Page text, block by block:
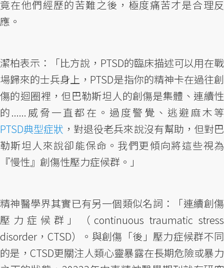
竟在他們經歷的苦難之後，極度痛苦才是合理反
應。
潔柏表示：「比方說，PTSD的臨床描述可以用在戰
場歸來的士兵身上，PTSD是指你的精神卡在過往創
傷的迴圈裡，但巴勒斯坦人的創傷是集體、連續性
的......威脅一直都在。過度警覺、逃避麻木等
PTSD典型症狀 ，對退役老兵來說沒有幫助，但對巴
勒斯坦人來說卻能保命。我們更傾向將這些視為
『慢性』創傷性壓力症候群。」
精神醫學界其實已有另一個類似名詞：「連續創傷
壓力症候群」（continuous traumatic stress
disorder，CTSD）。與創傷「後」壓力症候群不同
的是，CTSD更關注人類心靈暴露在長期危險或暴力